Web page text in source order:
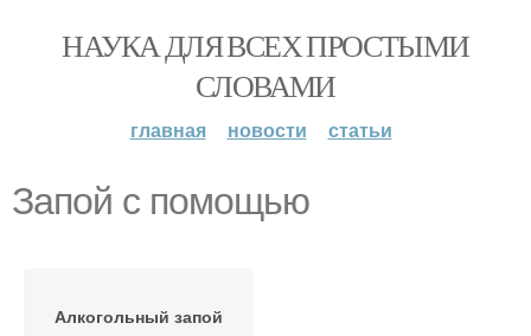
НАУКА ДЛЯ ВСЕХ ПРОСТЫМИ
СЛОВАМИ
главная новости статьи
Запой с помощью
Алкогольный запой